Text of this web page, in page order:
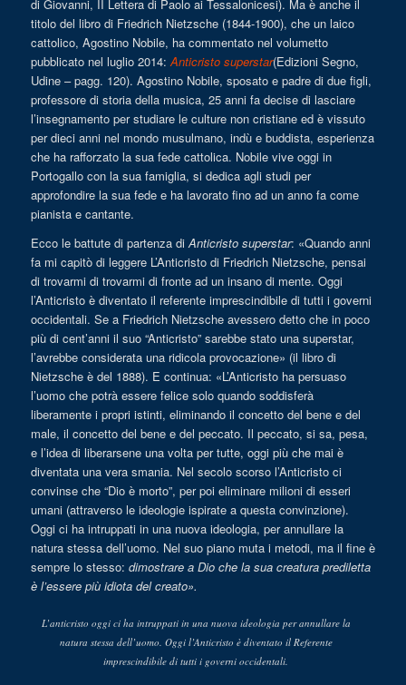
di Giovanni, II Lettera di Paolo ai Tessalonicesi). Ma è anche il
titolo del libro di Friedrich Nietzsche (1844-1900), che un laico
cattolico, Agostino Nobile, ha commentato nel volumetto
pubblicato nel luglio 2014:Anticristo superstar(Edizioni Segno,
Udine – pagg. 120). Agostino Nobile, sposato e padre di due figli,
professore di storia della musica, 25 anni fa decise di lasciare
l’insegnamento per studiare le culture non cristiane ed è vissuto
per dieci anni nel mondo musulmano, indù e buddista, esperienza
che ha rafforzato la sua fede cattolica. Nobile vive oggi in
Portogallo con la sua famiglia, si dedica agli studi per
approfondire la sua fede e ha lavorato fino ad un anno fa come
pianista e cantante.
Ecco le battute di partenza diAnticristo superstar: «Quando anni
fa mi capitò di leggere L’Anticristo di Friedrich Nietzsche, pensai
di trovarmi di trovarmi di fronte ad un insano di mente. Oggi
l’Anticristo è diventato il referente imprescindibile di tutti i governi
occidentali. Se a Friedrich Nietzsche avessero detto che in poco
più di cent’anni il suo “Anticristo” sarebbe stato una superstar,
l’avrebbe considerata una ridicola provocazione» (il libro di
Nietzsche è del 1888). E continua: «L’Anticristo ha persuaso
l’uomo che potrà essere felice solo quando soddisferà
liberamente i propri istinti, eliminando il concetto del bene e del
male, il concetto del bene e del peccato. Il peccato, si sa, pesa,
e l’idea di liberarsene una volta per tutte, oggi più che mai è
diventata una vera smania. Nel secolo scorso l’Anticristo ci
convinse che “Dio è morto”, per poi eliminare milioni di esseri
umani (attraverso le ideologie ispirate a questa convinzione).
Oggi ci ha intruppati in una nuova ideologia, per annullare la
natura stessa dell’uomo. Nel suo piano muta i metodi, ma il fine è
sempre lo stesso: dimostrare a Dio che la sua creatura prediletta
è l’essere più idiota del creato».
L’anticristo oggi ci ha intruppati in una nuova ideologia per annullare la
natura stessa dell’uomo. Oggi l’Anticristo è diventato il Referente
imprescindibile di tutti i governi occidentali.